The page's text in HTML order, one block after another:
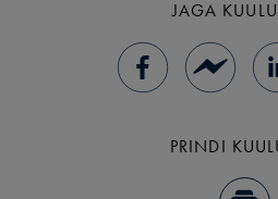
JAGA
PRINDI